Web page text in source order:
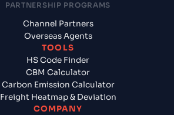
PARTNERSHIP PROGRAMS
Channel Partners
Overseas Agents
TOOLS
HS Code Finder
CBM Calculator
Carbon Emission Calculator
Freight Heatmap & Deviation
COMPANY